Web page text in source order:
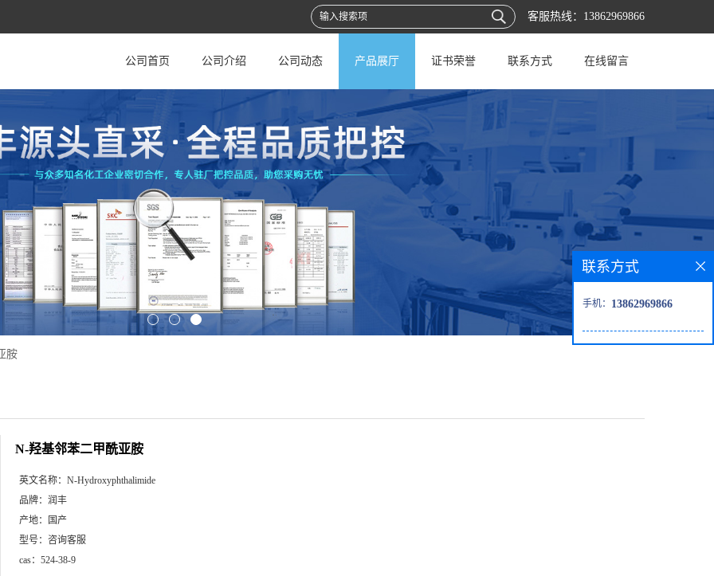
客服热线： 13862969866
公司首页 公司介绍 公司动态 产品展厅 证书荣誉 联系方式 在线留言
胺
N-羟基邻苯二甲酰亚胺
英文名称： N-Hydroxyphthalimide
品牌： 润丰
产地：
国产
型号： 咨询客服
cas： 524-38-9
联系方式
手机： 13862969866